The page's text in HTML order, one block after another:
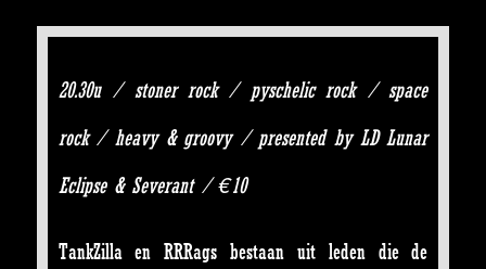
20.30u / stoner rock / pyschelic rock / space
rock / heavy & groovy / presented by LD Lunar
Eclipse & Severant / €10
TankZilla en RRRags bestaan uit leden die de